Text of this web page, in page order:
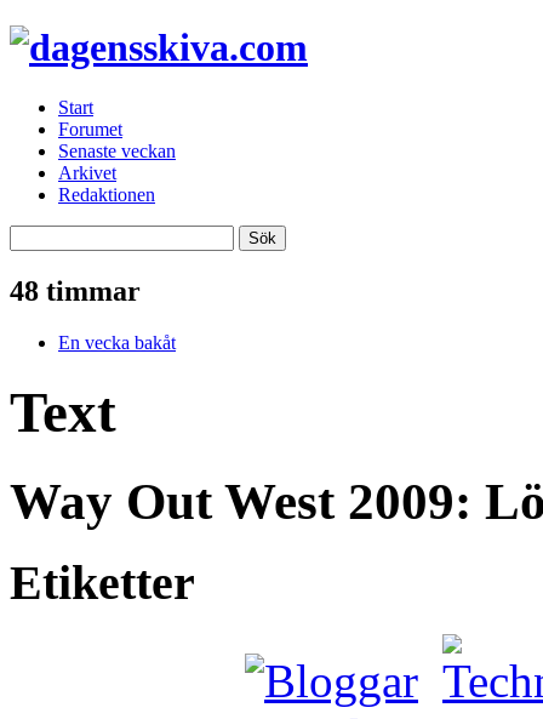
Start
Forumet
Senaste veckan
Arkivet
Redaktionen
48 timmar
En vecka bakåt
Text
Way Out West 2009:
Etiketter